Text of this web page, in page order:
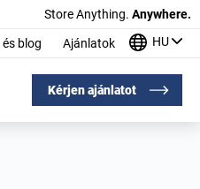
Store Anything. Anywhere.
és blog Ajánlatok HU
Kérjen ajánlatot